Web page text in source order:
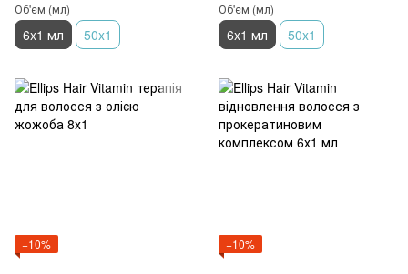
Об'єм (мл)
6x1 мл 50x1
Об'єм (мл)
6x1 мл 50x1
−10% −10%